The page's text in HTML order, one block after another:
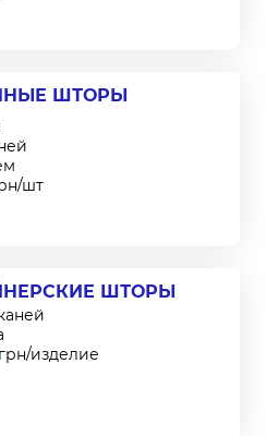
ШТОРЫ
шт
ШТОРЫ
грн/изделие